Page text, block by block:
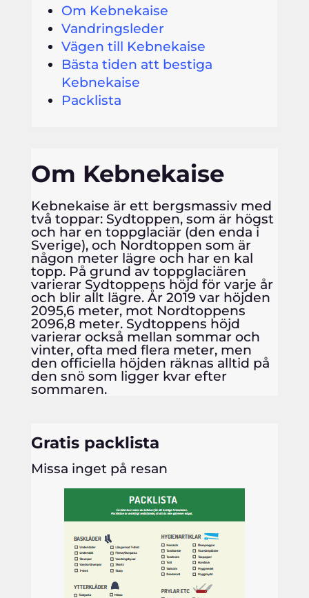
Om Kebnekaise
Vandringsleder
Vägen till Kebnekaise
Bästa tiden att bestiga
Kebnekaise
Packlista
Om Kebnekaise
Kebnekaise är ett bergsmassiv med
två toppar: Sydtoppen, som är högst
och har en toppglaciär (den enda i
Sverige), och Nordtoppen som är
någon meter lägre och har en kal
topp. På grund av toppglaciären
varierar Sydtoppens höjd för varje år
och blir allt lägre. År 2019 var höjden
2095,6 meter, mot Nordtoppens
2096,8 meter. Sydtoppens höjd
varierar också mellan sommar och
vinter, ofta med flera meter, men
den officiella höjden räknas alltid på
den snö som ligger kvar efter
sommaren.
Gratis packlista
Missa inget på resan